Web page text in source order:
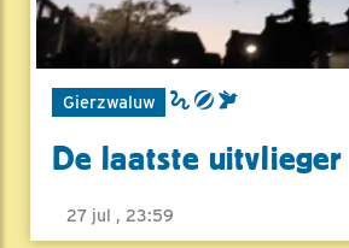
Gierzwaluw
De laatste uitvlieger
27 jul , 23:59